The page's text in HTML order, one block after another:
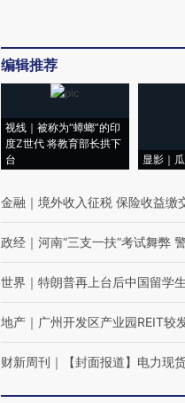
编辑推荐
视线｜被称为“蟑螂”的印
度Z世代 将教育部长拱下
台
显影｜
金融 ｜ 境外收入征税 保险收益缴
政经 ｜ 河南“三支一扶”考试舞弊
世界 ｜ 特朗普再上台后中国留学
地产 ｜ 广州开发区产业园REIT较
财新周刊 ｜ 【封面报道】电力现